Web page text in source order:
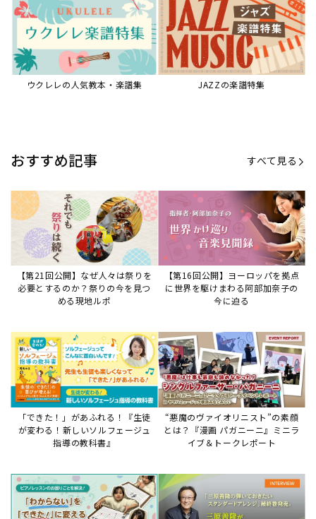
【第21回公開】なぜ人々は祭りを
必要とするのか？祭りの今を見つ
める現地ルポ
【第16回公開】ヨーロッパを拠点
に世界を駆けまわる阿部加奈子の
今に迫る
「できた！」があふれる！『生徒
指導の教科書』
イブ＆トークレポート
ード活用術
サイトからのお知らせ
ータについて
2026年7月27日